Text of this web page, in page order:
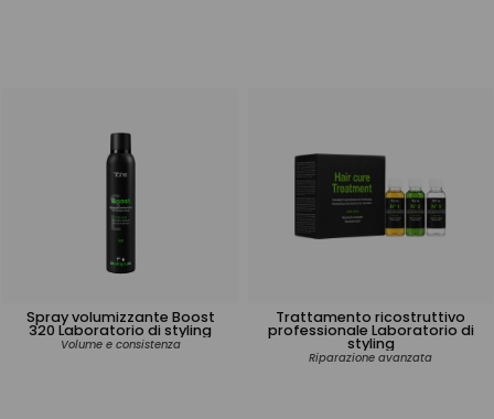
Spray volumizzante Boost
320 Laboratorio di styling
Volume e consistenza
Trattamento ricostruttivo
professionale Laboratorio di
styling
Riparazione avanzata